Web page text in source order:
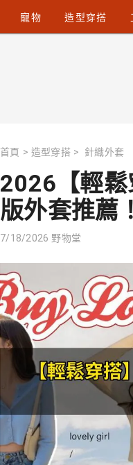
寵物 造型穿搭
首頁 > 造型穿搭 > 針織外套
2026【輕
版外套推薦
7/18/2026 野物堂